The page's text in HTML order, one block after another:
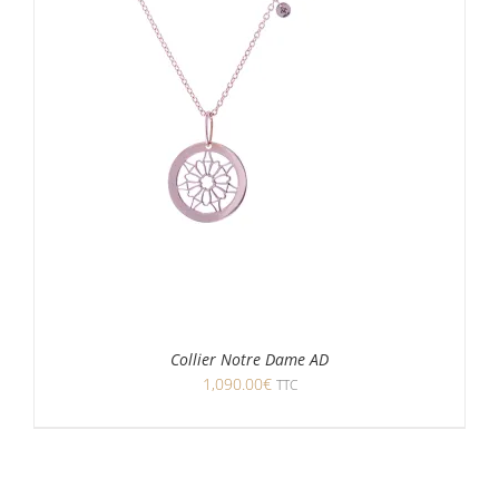
Collier Notre Dame AD
1,090.00€ TTC